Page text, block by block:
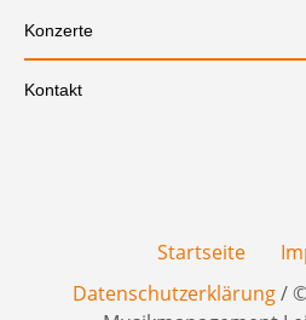
Konzerte
Kontakt
Startseite
Datenschutzerklärung/